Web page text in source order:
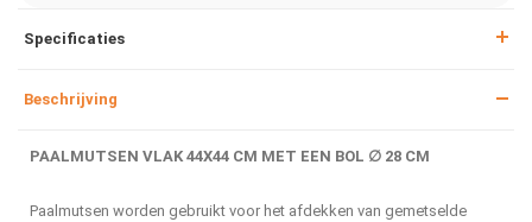
Specificaties
Beschrijving
PAALMUTSEN VLAK 44X44 CM MET EEN BOL ∅ 28 CM
Paalmutsen worden gebruikt voor het afdekken van gemetselde